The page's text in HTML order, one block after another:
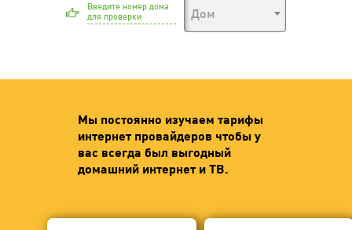
Введите номер дома
для проверки
Дом
Мы постоянно изучаем тарифы
интернет провайдеров чтобы у
вас всегда был выгодный
домашний интернет и ТВ.